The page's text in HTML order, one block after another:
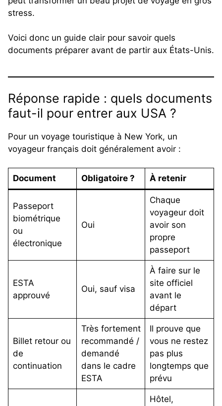
stress.
Voici donc un guide clair pour savoir quels
documents préparer avant de partir aux États-Unis.
Réponse rapide : quels documents
faut-il pour entrer aux USA ?
Pour un voyage touristique à New York, un
voyageur français doit généralement avoir :
Document Obligatoire ? À retenir
Passeport
biométrique
ou
électronique
Oui
Chaque
voyageur doit
avoir son
propre
passeport
ESTA
approuvé
Oui, sauf visa
À faire sur le
site officiel
avant le
départ
Billet retour ou
de
continuation
Très fortement
recommandé /
demandé
dans le cadre
ESTA
Il prouve que
vous ne restez
pas plus
longtemps que
prévu
Hôtel,